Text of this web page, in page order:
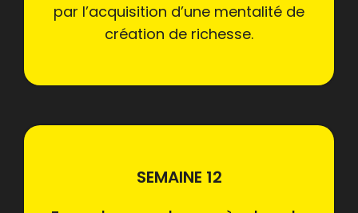
par l’acquisition d’une mentalité de
création de richesse.
SEMAINE 12